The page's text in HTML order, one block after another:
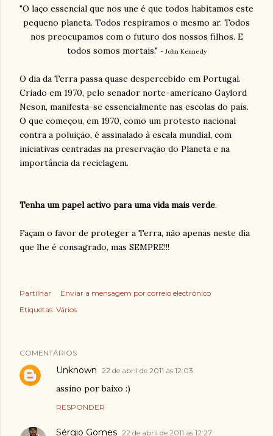
"O laço essencial que nos une é que todos habitamos este
pequeno planeta. Todos respiramos o mesmo ar. Todos
nos preocupamos com o futuro dos nossos filhos. E
todos somos mortais." - John Kennedy
O dia da Terra passa quase despercebido em Portugal.
Criado em 1970, pelo senador norte-americano Gaylord
Neson, manifesta-se essencialmente nas escolas do país.
O que começou, em 1970, como um protesto nacional
contra a poluição, é assinalado à escala mundial, com
iniciativas centradas na preservação do Planeta e na
importância da reciclagem.
Tenha um papel activo para uma vida mais verde.
Façam o favor de proteger a Terra, não apenas neste dia
que lhe é consagrado, mas SEMPRE!!!
Partilhar
Enviar a mensagem por correio electrónico
Etiquetas: Vários
COMENTÁRIOS
Unknown 22 de abril de 2011 às 12:03
assino por baixo :)
RESPONDER
Sérgio Gomes 22 de abril de 2011 às 12:27